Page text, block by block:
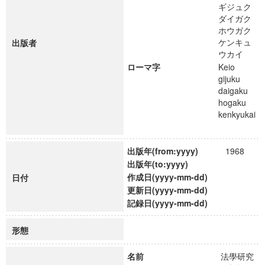
出版者
ギジュク
ダイガク
ホウガク
ケンキュ
ウカイ
ローマ字
Keio
gijuku
daigaku
hogaku
kenkyukai
日付
出版年(from:yyyy)
1968
出版年(to:yyyy)
作成日(yyyy-mm-dd)
更新日(yyyy-mm-dd)
記録日(yyyy-mm-dd)
形態
名前
法學研究